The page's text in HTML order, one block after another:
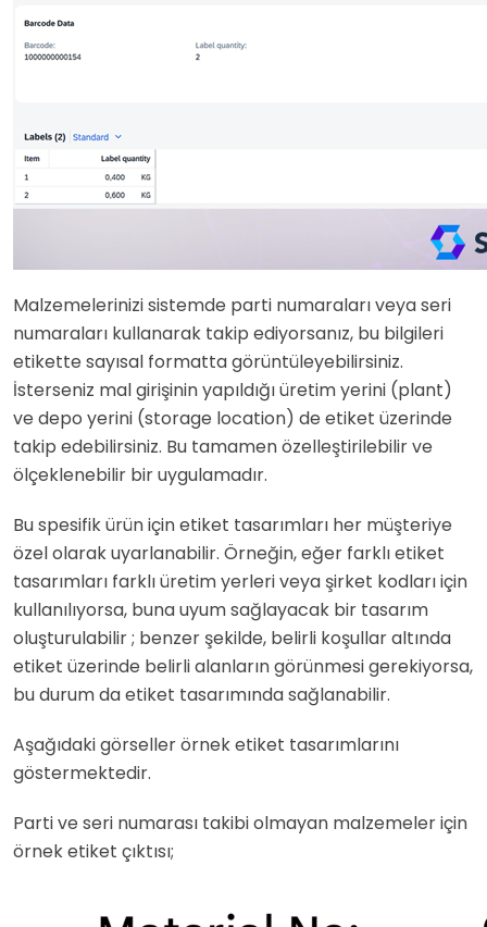
Malzemelerinizi sistemde parti numaraları veya seri
numaraları kullanarak takip ediyorsanız, bu bilgileri
etikette sayısal formatta görüntüleyebilirsiniz.
İsterseniz mal girişinin yapıldığı üretim yerini (plant)
ve depo yerini (storage location) de etiket üzerinde
takip edebilirsiniz. Bu tamamen özelleştirilebilir ve
ölçeklenebilir bir uygulamadır.
Bu spesifik ürün için etiket tasarımları her müşteriye
özel olarak uyarlanabilir. Örneğin, eğer farklı etiket
tasarımları farklı üretim yerleri veya şirket kodları için
kullanılıyorsa, buna uyum sağlayacak bir tasarım
oluşturulabilir ; benzer şekilde, belirli koşullar altında
etiket üzerinde belirli alanların görünmesi gerekiyorsa,
bu durum da etiket tasarımında sağlanabilir.
Aşağıdaki görseller örnek etiket tasarımlarını
göstermektedir.
Parti ve seri numarası takibi olmayan malzemeler için
örnek etiket çıktısı;